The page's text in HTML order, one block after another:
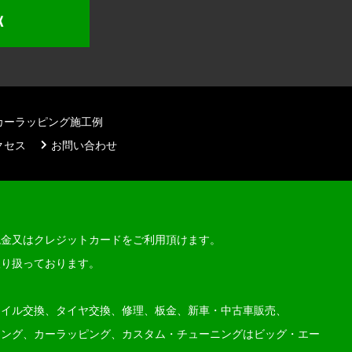
ーラッピング施工例
セス
お問い合わせ
又はクレジットカードをご利用頂けます。
扱っております。
ル交換、タイヤ交換、修理、板金、新車・中古車販売、
グ、カーラッピング、カスタム・チューニングはビッグ・エー